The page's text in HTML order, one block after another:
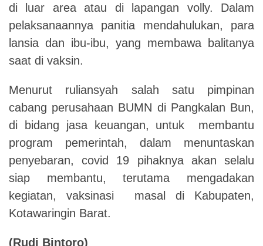
di luar area atau di lapangan volly. Dalam
pelaksanaannya panitia mendahulukan, para
lansia dan ibu-ibu, yang membawa balitanya
saat di vaksin.
Menurut ruliansyah salah satu pimpinan
cabang perusahaan BUMN di Pangkalan Bun,
di bidang jasa keuangan, untuk membantu
program pemerintah, dalam menuntaskan
penyebaran, covid 19 pihaknya akan selalu
siap membantu, terutama mengadakan
kegiatan, vaksinasi masal di Kabupaten,
Kotawaringin Barat.
(Rudi Bintoro)